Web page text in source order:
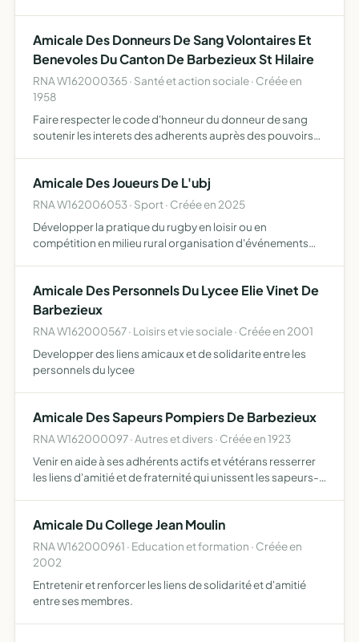
Amicale Des Donneurs De Sang Volontaires Et
Benevoles Du Canton De Barbezieux St Hilaire
RNA W162000365 · Santé et action sociale · Créée en
1958
Faire respecter le code d'honneur du donneur de sang
soutenir les interets des adherents auprès des pouvoirs
Amicale Des Joueurs De L'ubj
RNA W162006053 · Sport · Créée en 2025
Développer la pratique du rugby en loisir ou en
compétition en milieu rural organisation d'événements
réalisati…
Amicale Des Personnels Du Lycee Elie Vinet De
Barbezieux
RNA W162000567 · Loisirs et vie sociale · Créée en 2001
Developper des liens amicaux et de solidarite entre les
personnels du lycee
Amicale Des Sapeurs Pompiers De Barbezieux
RNA W162000097 · Autres et divers · Créée en 1923
Venir en aide à ses adhérents actifs et vétérans resserrer
les liens d'amitié et de fraternité qui unissent les sapeurs-
Amicale Du College Jean Moulin
RNA W162000961 · Education et formation · Créée en
2002
Entretenir et renforcer les liens de solidarité et d'amitié
entre ses membres.